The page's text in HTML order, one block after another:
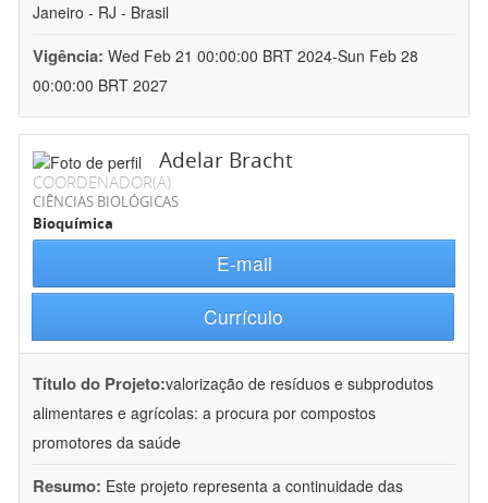
Janeiro - RJ - Brasil
Vigência: Wed Feb 21 00:00:00 BRT 2024-Sun Feb 28
00:00:00 BRT 2027
Adelar Bracht
COORDENADOR(A)
CIÊNCIAS BIOLÓGICAS
Bioquímica
E-mail
Currículo
Título do Projeto:valorização de resíduos e subprodutos
alimentares e agrícolas: a procura por compostos
promotores da saúde
Resumo: Este projeto representa a continuidade das